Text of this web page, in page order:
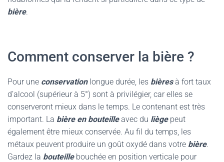
bière.
Comment conserver la bière ?
Pour une conservationlongue durée, les bièresà fort taux
d’alcool (supérieur à 5°) sont à privilégier, car elles se
conserveront mieux dans le temps. Le contenant est très
important. La bière en bouteilleavec du liègepeut
également être mieux conservée. Au fil du temps, les
métaux peuvent produire un goût oxydé dans votre bière.
Gardez la bouteillebouchée en position verticale pour